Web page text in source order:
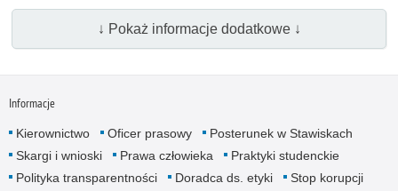
↓ Pokaż informacje dodatkowe ↓
Informacje
Kierownictwo Oficer prasowy
Posterunek w Stawiskach
Skargi i wnioski
Prawa człowieka
Praktyki studenckie
Polityka transparentności
Doradca ds. etyki
Stop korupcji